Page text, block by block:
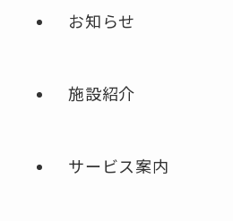
お知らせ
施設紹介
サービス案内